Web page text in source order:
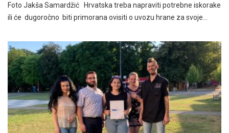
Foto Jakša Samardžić Hrvatska treba napraviti potrebne iskorake
ili će dugoročno biti primorana ovisiti o uvozu hrane za svoje…